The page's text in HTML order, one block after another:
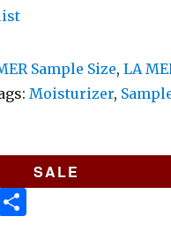
Sample Size,LA
Moisturizer,
SALE